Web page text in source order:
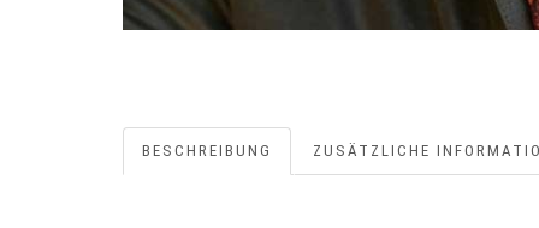
BESCHREIBUNG ZUSÄTZLICHE